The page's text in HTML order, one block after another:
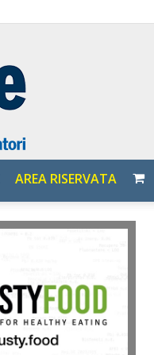
AREA RISERVATA